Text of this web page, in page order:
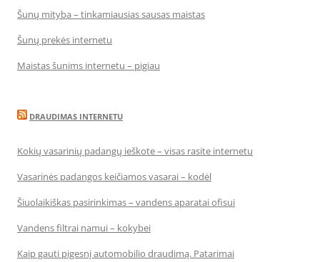
Šunų mityba – tinkamiausias sausas maistas
Šunų prekės internetu
Maistas šunims internetu – pigiau
DRAUDIMAS INTERNETU
Kokių vasarinių padangų ieškote – visas rasite internetu
Vasarinės padangos keičiamos vasarai – kodėl
Šiuolaikiškas pasirinkimas – vandens aparatai ofisui
Vandens filtrai namui – kokybei
Kaip gauti pigesnį automobilio draudimą. Patarimai